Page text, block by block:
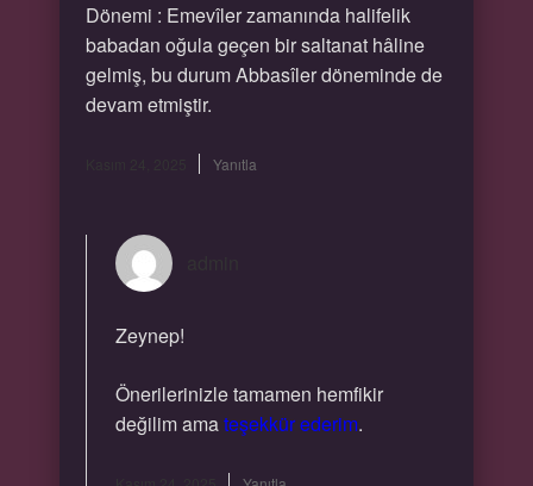
Dönemi : Emevîler zamanında halifelik
babadan oğula geçen bir saltanat hâline
gelmiş, bu durum Abbasîler döneminde de
devam etmiştir.
Yanıtla
Zeynep!
Önerilerinizle tamamen hemfikir
değilim amateşekkür ederim.